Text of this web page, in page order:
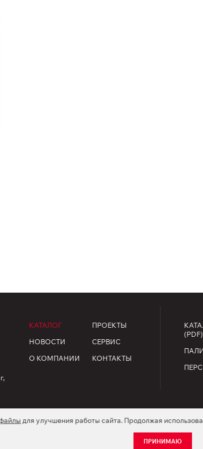
КАТАЛОГ
НОВОСТИ
О КОМПАНИИ
ПРОЕКТЫ
СЕРВИС
КОНТАКТЫ
(PDF)
права защищены.
Cогласие на обработку персональных данных
для улучшения работы сайта. Продолжая
ПРИНИМАЮ